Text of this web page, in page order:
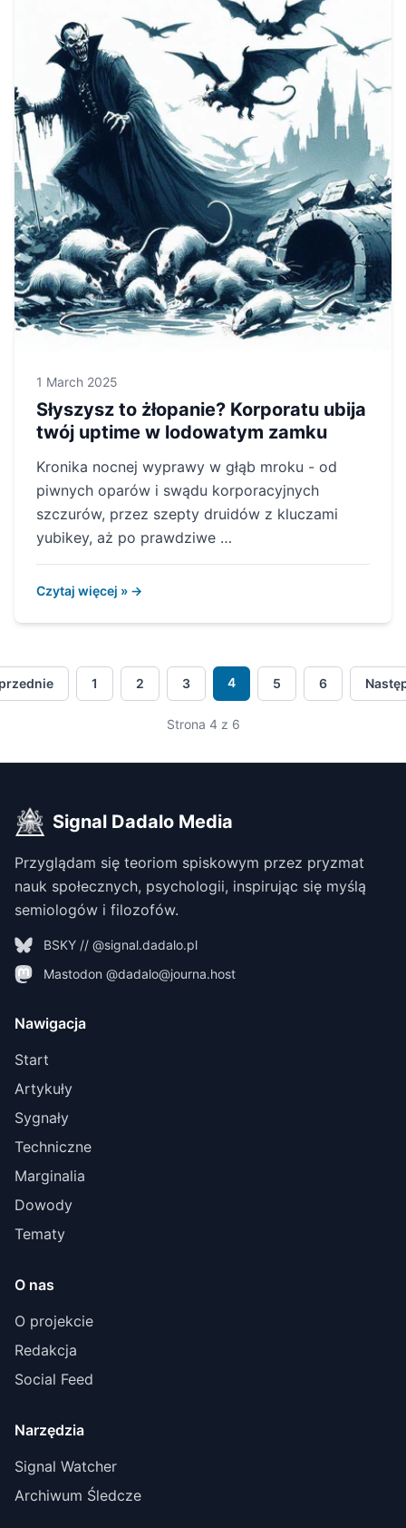
1 March 2025
Słyszysz to żłopanie? Korporatu ubija
twój uptime w lodowatym zamku
Kronika nocnej wyprawy w głąb mroku - od
piwnych oparów i swądu korporacyjnych
szczurów, przez szepty druidów z kluczami
yubikey, aż po prawdziwe …
Czytaj więcej » →
1 2 3 4 5 6
Strona 4 z 6
Signal Dadalo Media
Przyglądam się teoriom spiskowym przez pryzmat
nauk społecznych, psychologii, inspirując się myślą
semiologów i filozofów.
BSKY // @signal.dadalo.pl
Mastodon @dadalo@journa.host
Nawigacja
Start
Artykuły
Sygnały
Techniczne
Marginalia
Dowody
Tematy
O nas
O projekcie
Redakcja
Social Feed
Narzędzia
Signal Watcher
Archiwum Śledcze